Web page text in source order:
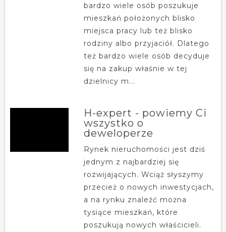
bardzo wiele osób poszukuje
mieszkań położonych blisko
miejsca pracy lub też blisko
rodziny albo przyjaciół. Dlatego
też bardzo wiele osób decyduje
się na zakup właśnie w tej
dzielnicy m...
H-expert - powiemy Ci
wszystko o
deweloperze
Rynek nieruchomości jest dziś
jednym z najbardziej się
rozwijających. Wciąż słyszymy
przecież o nowych inwestycjach,
a na rynku znaleźć można
tysiące mieszkań, które
poszukują nowych właścicieli.